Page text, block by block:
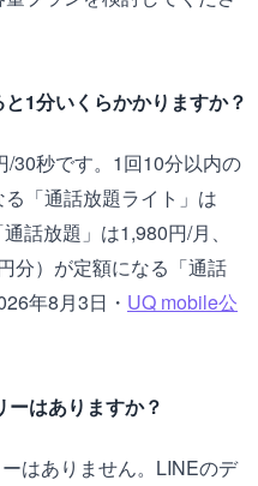
1分いくらかかりますか？
30秒です。1回10分以内の
「通話放題ライト」は
話放題」は1,980円/月、
分）が定額になる「通話
年8月3日・ UQ mobile公
ーはありますか？
はありません。LINEのデ